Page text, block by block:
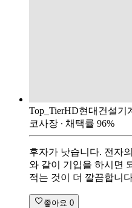
Top_TierHD현대건설기
코사장 ∙ 채택률 96%
후자가 낫습니다. 전자
와 같이 기입을 하시면
적는 것이 더 깔끔합니
좋아요 0